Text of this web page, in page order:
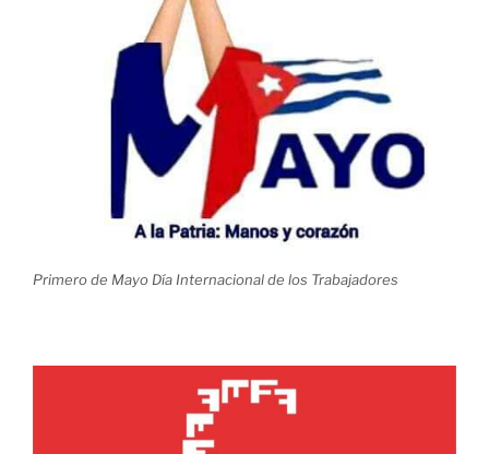
Primero de Mayo Día Internacional de los Trabajadores